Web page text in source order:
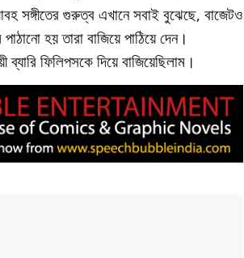
সঙ্গীতের গুরুত্ব এখানে সবাই বুঝেছে, বাজেটও
হয় তারা বাজিয়ে পাঠিয়ে দেন।
ফিলিপসকে দিয়ে বাজিয়েছিলাম।